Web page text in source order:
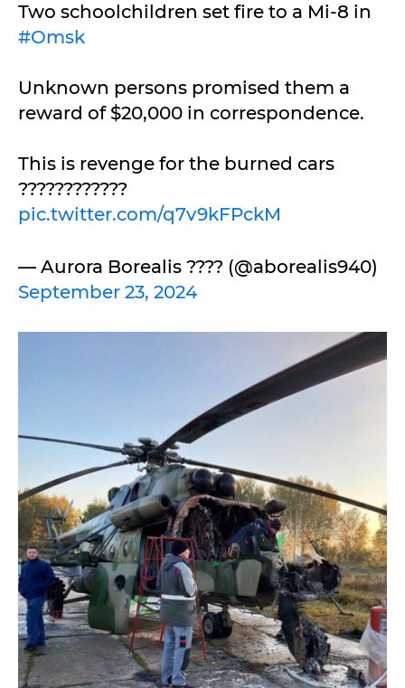
Two schoolchildren set fire to a Mi-8 in
#Omsk
Unknown persons promised them a
reward of $20,000 in correspondence.
This is revenge for the burned cars
????????????
pic.twitter.com/q7v9kFPckM
— Aurora Borealis ???? (@aborealis940)
September 23, 2024